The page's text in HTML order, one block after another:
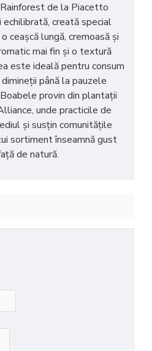
de la Piacetto
creată special
ceașcă lungă, cremoasă și
mai fin și o textură
este ideală pentru consum
până la pauzele
provin din plantații
, unde practicile de
și susțin comunitățile
sortiment înseamnă gust
de natură.